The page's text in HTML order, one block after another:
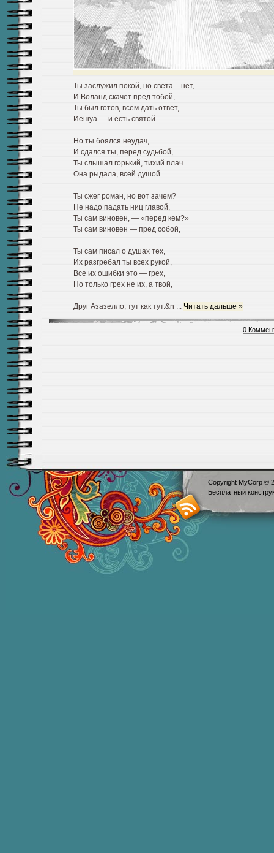
Ты заслужил покой, но света – нет,
И Воланд скачет пред тобой,
Ты был готов, всем дать ответ,
Иешуа — и есть святой
Но ты боялся неудач,
И сдался ты, перед судьбой,
Ты слышал горький, тихий плач
Она рыдала, всей душой
Ты сжег роман, но вот зачем?
Не надо падать ниц главой,
Ты сам виновен, — «перед кем?»
Ты сам виновен — пред собой,
Ты сам писал о душах тех,
Их разгребал ты всех рукой,
Все их ошибки это — грех,
Но только грех не их, а твой,
Друг Азазелло, тут как тут.&n ... Читать дальше »
0
Copyright MyCorp ©
Бесплатный